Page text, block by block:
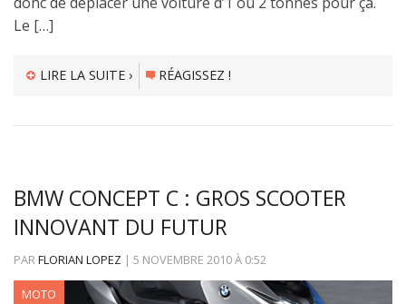
Le […]
LIRE LA SUITE › RÉAGISSEZ !
BMW CONCEPT C : GROS SCOOTER
INNOVANT DU FUTUR
PARFLORIAN LOPEZ | 5 NOVEMBRE 2010À 0:52
MOTO